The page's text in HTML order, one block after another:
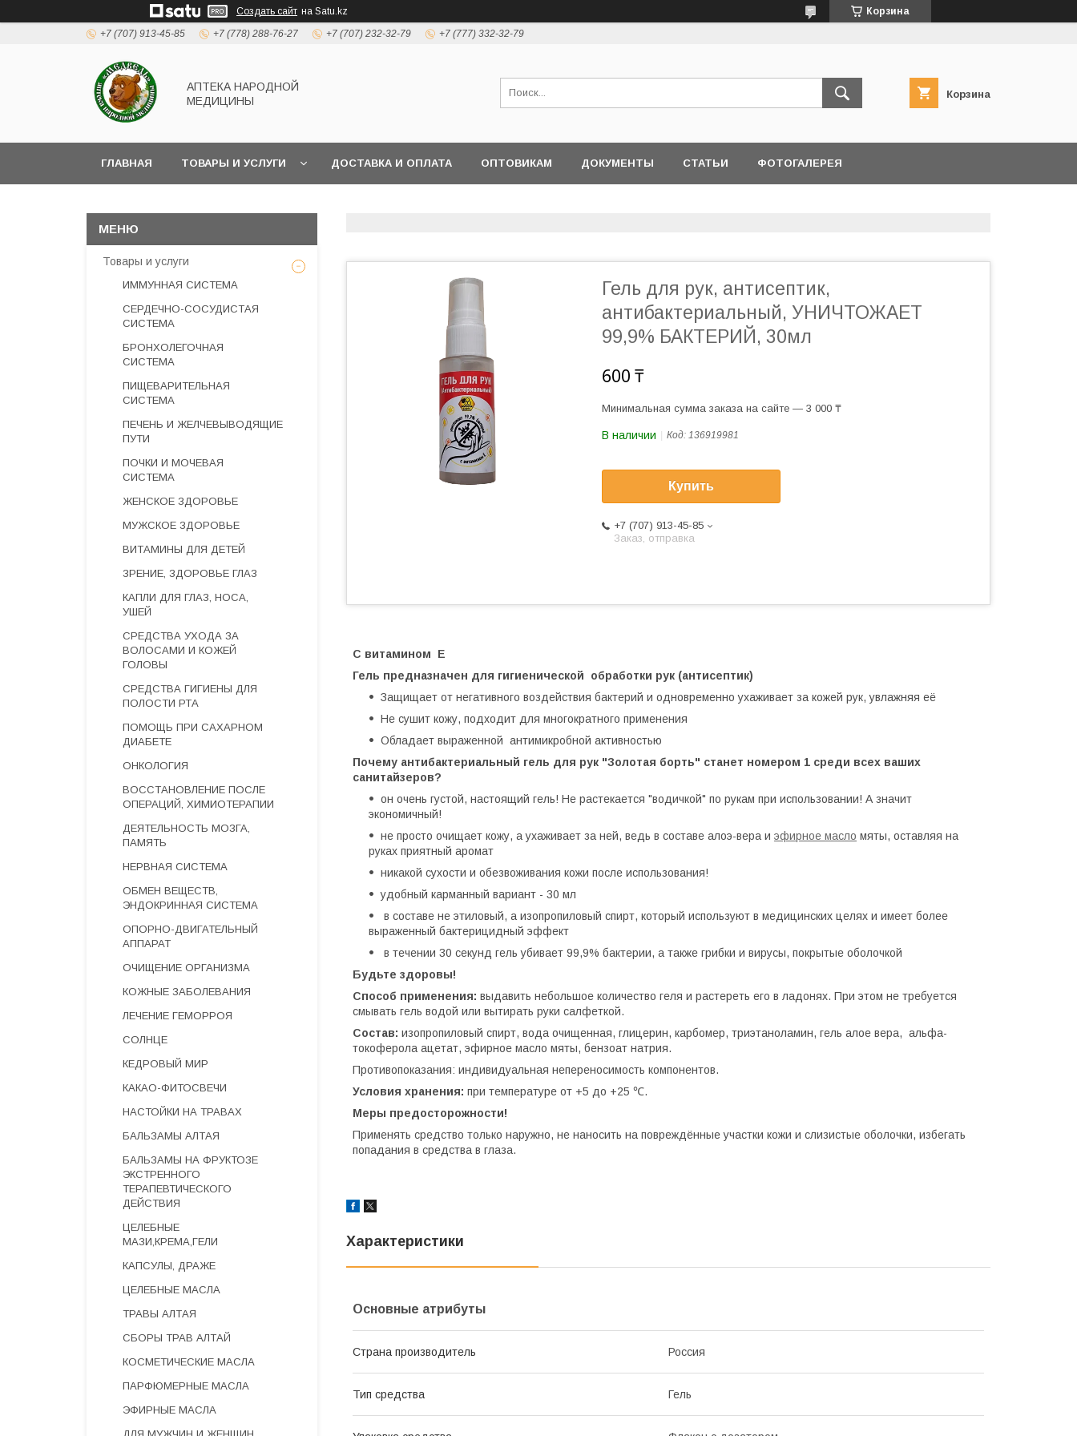
Создать сайт на Satu.kz Корзина
+7 (707) 913-45-85 +7 (778) 288-76-27 +7 (707) 232-32-79 +7 (777) 332-32-79
АПТЕКА НАРОДНОЙ
МЕДИЦИНЫ
Корзина
ГЛАВНАЯ ТОВАРЫ И УСЛУГИ ДОСТАВКА И ОПЛАТА ОПТОВИКАМ ДОКУМЕНТЫ СТАТЬИ ФОТОГАЛЕРЕЯ
Гель для рук, антисептик,
антибактериальный, УНИЧТОЖАЕТ
99,9% БАКТЕРИЙ, 30мл
600 ₸
Минимальная сумма заказа на сайте — 3 000 ₸
В наличии Код: 136919981
Купить
+7 (707) 913-45-85
Заказ, отправка
С витамином Е
Гель предназначен для гигиенической обработки рук (антисептик)
Защищает от негативного воздействия бактерий и одновременно ухаживает за кожей рук, увлажняя её
Не сушит кожу, подходит для многократного применения
Обладает выраженной антимикробной активностью
Почему антибактериальный гель для рук "Золотая борть" станет номером 1 среди всех ваших
санитайзеров?
он очень густой, настоящий гель! Не растекается "водичкой" по рукам при использовании! А значит
экономичный!
не просто очищает кожу, а ухаживает за ней, ведь в составе алоэ-вера и эфирное масло мяты, оставляя на
руках приятный аромат
никакой сухости и обезвоживания кожи после использования!
удобный карманный вариант - 30 мл
в составе не этиловый, а изопропиловый спирт, который используют в медицинских целях и имеет более
выраженный бактерицидный эффект
в течении 30 секунд гель убивает 99,9% бактерии, а также грибки и вирусы, покрытые оболочкой
Будьте здоровы!
Способ применения: выдавить небольшое количество геля и растереть его в ладонях. При этом не требуется
смывать гель водой или вытирать руки салфеткой.
Состав: изопропиловый спирт, вода очищенная, глицерин, карбомер, триэтаноламин, гель алое вера, альфа-
токоферола ацетат, эфирное масло мяты, бензоат натрия.
Противопоказания: индивидуальная непереносимость компонентов.
Условия хранения: при температуре от +5 до +25 ℃.
Меры предосторожности!
Применять средство только наружно, не наносить на повреждённые участки кожи и слизистые оболочки, избегать
попадания в средства в глаза.
Характеристики
Основные атрибуты
Страна производитель Россия
Тип средства Гель
Товары и услуги
ИММУННАЯ СИСТЕМА
СЕРДЕЧНО-СОСУДИСТАЯ
СИСТЕМА
БРОНХОЛЕГОЧНАЯ
СИСТЕМА
ПИЩЕВАРИТЕЛЬНАЯ
СИСТЕМА
ПЕЧЕНЬ И ЖЕЛЧЕВЫВОДЯЩИЕ
ПУТИ
ПОЧКИ И МОЧЕВАЯ
СИСТЕМА
ЖЕНСКОЕ ЗДОРОВЬЕ
МУЖСКОЕ ЗДОРОВЬЕ
ВИТАМИНЫ ДЛЯ ДЕТЕЙ
ЗРЕНИЕ, ЗДОРОВЬЕ ГЛАЗ
КАПЛИ ДЛЯ ГЛАЗ, НОСА,
УШЕЙ
СРЕДСТВА УХОДА ЗА
ВОЛОСАМИ И КОЖЕЙ
ГОЛОВЫ
СРЕДСТВА ГИГИЕНЫ ДЛЯ
ПОЛОСТИ РТА
ПОМОЩЬ ПРИ САХАРНОМ
ДИАБЕТЕ
ОНКОЛОГИЯ
ВОССТАНОВЛЕНИЕ ПОСЛЕ
ОПЕРАЦИЙ, ХИМИОТЕРАПИИ
ДЕЯТЕЛЬНОСТЬ МОЗГА,
ПАМЯТЬ
НЕРВНАЯ СИСТЕМА
ОБМЕН ВЕЩЕСТВ,
ЭНДОКРИННАЯ СИСТЕМА
ОПОРНО-ДВИГАТЕЛЬНЫЙ
АППАРАТ
ОЧИЩЕНИЕ ОРГАНИЗМА
КОЖНЫЕ ЗАБОЛЕВАНИЯ
ЛЕЧЕНИЕ ГЕМОРРОЯ
СОЛНЦЕ
КЕДРОВЫЙ МИР
КАКАО-ФИТОСВЕЧИ
НАСТОЙКИ НА ТРАВАХ
БАЛЬЗАМЫ АЛТАЯ
БАЛЬЗАМЫ НА ФРУКТОЗЕ
ЭКСТРЕННОГО
ТЕРАПЕВТИЧЕСКОГО
ДЕЙСТВИЯ
ЦЕЛЕБНЫЕ
МАЗИ,КРЕМА,ГЕЛИ
КАПСУЛЫ, ДРАЖЕ
ЦЕЛЕБНЫЕ МАСЛА
ТРАВЫ АЛТАЯ
СБОРЫ ТРАВ АЛТАЙ
КОСМЕТИЧЕСКИЕ МАСЛА
ПАРФЮМЕРНЫЕ МАСЛА
ЭФИРНЫЕ МАСЛА